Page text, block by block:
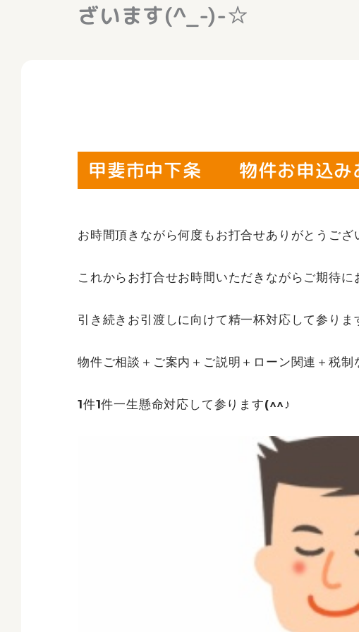
ざいます(^_-)-☆
甲斐市中下条 物件お申込み
お時間頂きながら何度もお打合せありがとうござ
これからお打合せお時間いただきながらご期待
引き続きお引渡しに向けて精一杯対応して参りま
物件ご相談＋ご案内＋ご説明＋ローン関連＋税
1件1件一生懸命対応して参ります(^^♪